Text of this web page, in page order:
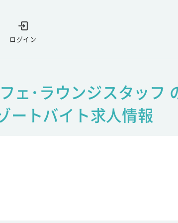
ログイン
ェ･ラウンジスタッフ
ートバイト求人情報